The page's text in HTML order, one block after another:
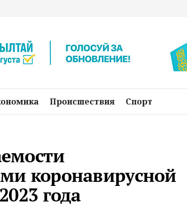
Происшествия Спорт
коронавирусной
года